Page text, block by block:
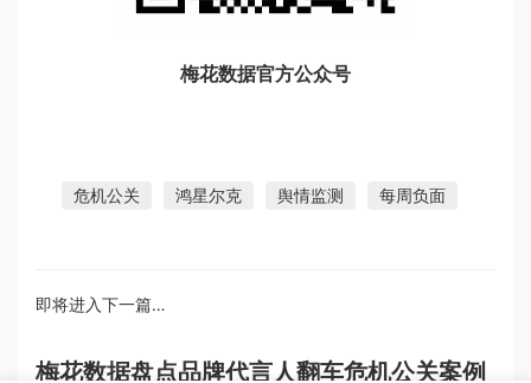
梅花数据官方公众号
危机公关 鸿星尔克 舆情监测 每周负面
即将进入下一篇…
梅花数据盘点品牌代言人翻车危机公关案例